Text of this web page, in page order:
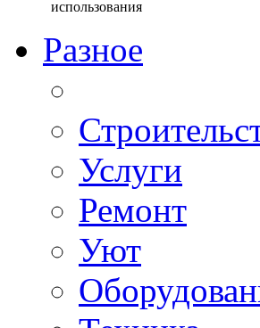
Разное
Услуги
Ремонт
Уют